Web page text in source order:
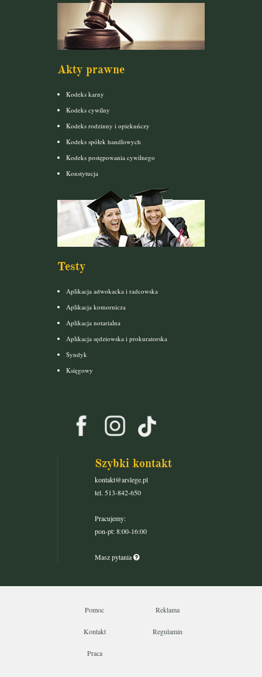
Akty prawne
Kodeks karny
Kodeks cywilny
Kodeks rodzinny i opiekuńczy
Kodeks spółek handlowych
Kodeks postępowania cywilnego
Konstytucja
Testy
Aplikacja adwokacka i radcowska
Aplikacja komornicza
Aplikacja notarialna
Aplikacja sędziowska i prokuratorska
Syndyk
Księgowy
Szybki kontakt
kontakt@arslege.pl
tel. 513-842-650
Pracujemy:
pon-pt: 8:00-16:00
Masz pytania
Pomoc Reklama
Kontakt Regulamin
Praca